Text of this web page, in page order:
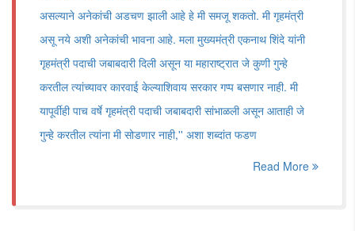
असल्याने अनेकांची अडचण झाली आहे हे मी समजू शकतो. मी गृहमंत्री
असू नये अशी अनेकांची भावना आहे. मला मुख्यमंत्री एकनाथ शिंदे यांनी
गृहमंत्री पदाची जबाबदारी दिली असून या महाराष्ट्रात जे कुणी गुन्हे
करतील त्यांच्यावर कारवाई केल्याशिवाय सरकार गप्प बसणार नाही. मी
यापूर्वीही पाच वर्षे गृहमंत्री पदाची जबाबदारी सांभाळली असून आताही जे
गुन्हे करतील त्यांना मी सोडणार नाही,'' अशा शब्दांत फडण
Read More